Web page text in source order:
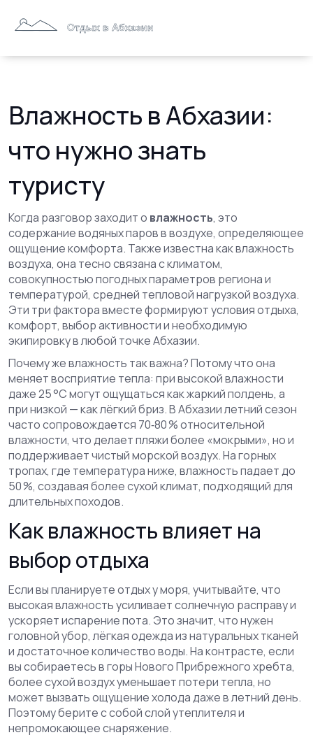
Влажность в Абхазии:
что нужно знать
туристу
Когда разговор заходит о влажность, это
содержание водяных паров в воздухе, определяющее
ощущение комфорта. Также известна каквлажность
воздуха, она тесно связана склиматом,
совокупностью погодных параметров регионаи
температурой, средней тепловой нагрузкой воздуха.
Эти три фактора вместе формируютусловия отдыха,
комфорт, выбор активности и необходимую
экипировкув любой точке Абхазии.
Почему же влажность так важна? Потому что она
меняет восприятие тепла: при высокой влажности
даже 25 °C могут ощущаться как жаркий полдень, а
при низкой — как лёгкий бриз. В Абхазии летний сезон
часто сопровождается 70‑80 % относительной
влажности, что делает пляжи более «мокрыми», но и
поддерживает чистый морской воздух. На горных
тропах, где температура ниже, влажность падает до
50 %, создавая более сухой климат, подходящий для
длительных походов.
Как влажность влияет на
выбор отдыха
Если вы планируете отдых у моря, учитывайте, что
высокая влажность усиливает солнечную расправу и
ускоряет испарение пота. Это значит, что нужен
головной убор, лёгкая одежда из натуральных тканей
и достаточное количество воды. На контрасте, если
вы собираетесь в горы Нового Прибрежного хребта,
более сухой воздух уменьшает потери тепла, но
может вызвать ощущение холода даже в летний день.
Поэтому берите с собой слой утеплителя и
непромокающее снаряжение.